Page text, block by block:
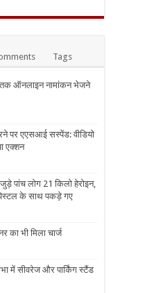
Tags
तक ऑनलाइन नामांकन भेजने
पर एएसआई सस्पेंड: वीडियो
एक्शन
पांच लोग 21 किलो हेरोइन,
के साथ पकड़े गए
का भी मिला चार्ज
में सीवरेज और पार्किंग स्टैंड